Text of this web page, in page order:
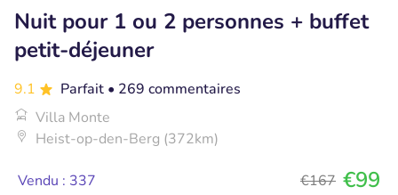
Nuit pour 1 ou 2 personnes + buffet
petit-déjeuner
9.1 Parfait • 269 commentaires
Villa Monte
Heist-op-den-Berg (372km)
Vendu : 337 €167 €99